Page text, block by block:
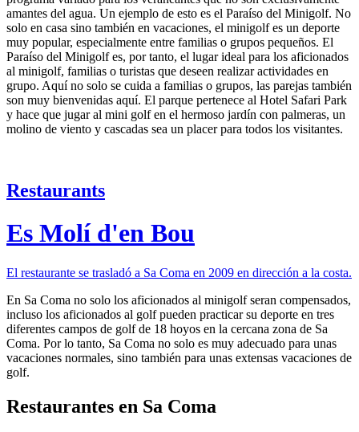
amantes del agua. Un ejemplo de esto es el Paraíso del Minigolf. No
solo en casa sino también en vacaciones, el minigolf es un deporte
muy popular, especialmente entre familias o grupos pequeños. El
Paraíso del Minigolf es, por tanto, el lugar ideal para los aficionados
al minigolf, familias o turistas que deseen realizar actividades en
grupo. Aquí no solo se cuida a familias o grupos, las parejas también
son muy bienvenidas aquí. El parque pertenece al Hotel Safari Park
y hace que jugar al mini golf en el hermoso jardín con palmeras, un
molino de viento y cascadas sea un placer para todos los visitantes.
Restaurants
Es Molí d'en Bou
El restaurante se trasladó a Sa Coma en 2009 en dirección a la costa.
En Sa Coma no solo los aficionados al minigolf seran compensados,
incluso los aficionados al golf pueden practicar su deporte en tres
diferentes campos de golf de 18 hoyos en la cercana zona de Sa
Coma. Por lo tanto, Sa Coma no solo es muy adecuado para unas
vacaciones normales, sino también para unas extensas vacaciones de
golf.
Restaurantes en Sa Coma